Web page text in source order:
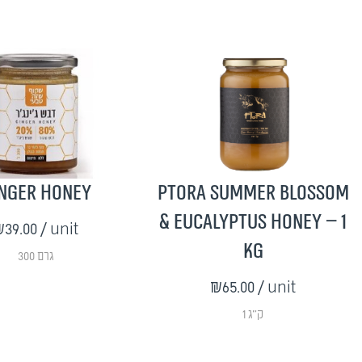
honey
/ unit
300 גרם
Ptora Summer Blossom
& Eucalyptus Honey – 1
kg
₪65.00/ unit
1 ק"ג